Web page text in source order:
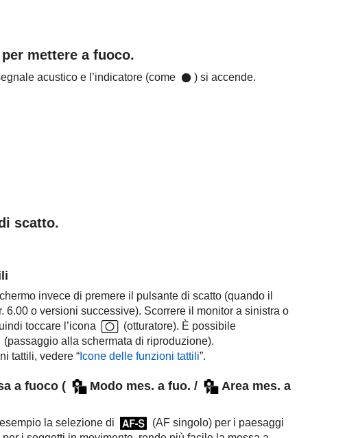
mettere a fuoco.
acustico e l’indicatore (come ) si accende.
scatto.
invece di premere il pulsante di scatto (quando il
o versioni successive). Scorrere il monitor a sinistra o
toccare l’icona
(otturatore). È possibile
(passaggio alla schermata di riproduzione).
tattili, vedere “ Icone delle funzioni tattili”.
a fuoco ( Modo mes. a fuo. /
Area mes. a
la selezione di (AF singolo) per i paesaggi